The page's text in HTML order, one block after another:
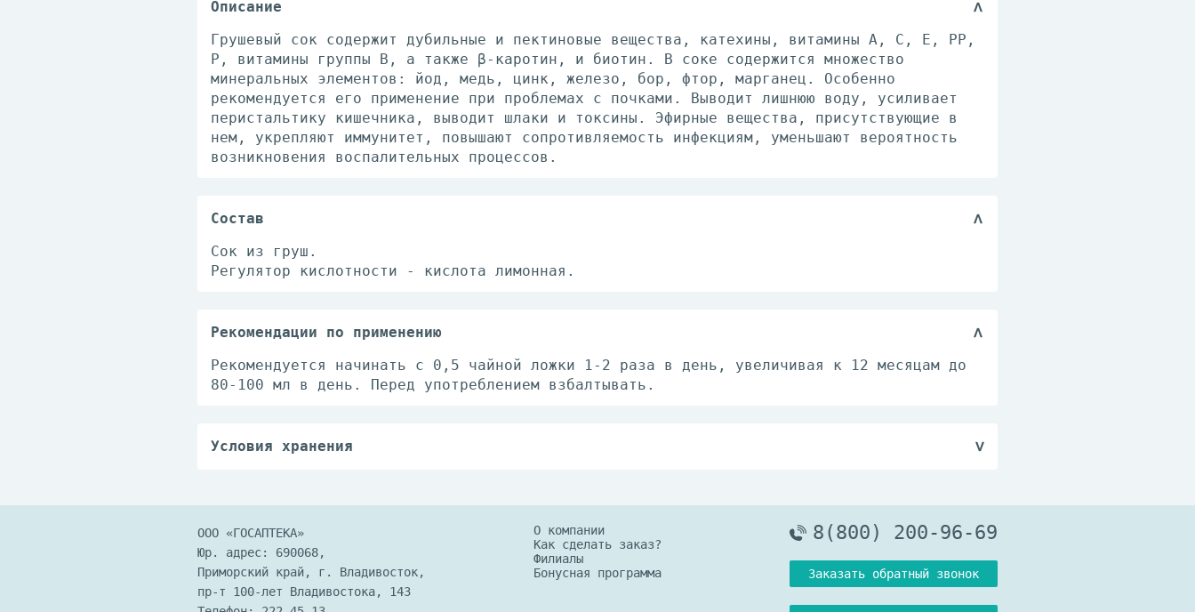
Описание
Грушевый сок содержит дубильные и пектиновые вещества, катехины, витамины А, С, Е, РР,
Р, витамины группы В, а также β-каротин, и биотин. В соке содержится множество
минеральных элементов: йод, медь, цинк, железо, бор, фтор, марганец. Особенно
рекомендуется его применение при проблемах с почками. Выводит лишнюю воду, усиливает
перистальтику кишечника, выводит шлаки и токсины. Эфирные вещества, присутствующие в
нем, укрепляют иммунитет, повышают сопротивляемость инфекциям, уменьшают вероятность
возникновения воспалительных процессов.
Состав
Сок из груш.
Регулятор кислотности - кислота лимонная.
Рекомендации по применению
Рекомендуется начинать с 0,5 чайной ложки 1-2 раза в день, увеличивая к 12 месяцам до
80-100 мл в день. Перед употреблением взбалтывать.
Условия хранения
лучей.
ООО «ГОСАПТЕКА»
Юр. адрес: 690068,
Приморский край, г. Владивосток,
пр-т 100-лет Владивостока, 143
О компании
Как сделать заказ?
Филиалы
Бонусная программа
8(800) 200-96-69
Заказать обратный звонок